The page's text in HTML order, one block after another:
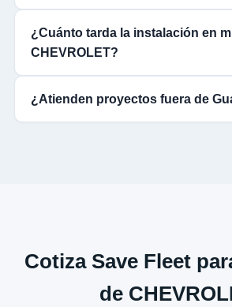
¿Cuánto tarda la instalación en
CHEVROLET?
¿Atienden proyectos fuera de
Cotiza Save Fleet
de